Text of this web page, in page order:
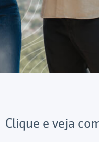
Clique e veja